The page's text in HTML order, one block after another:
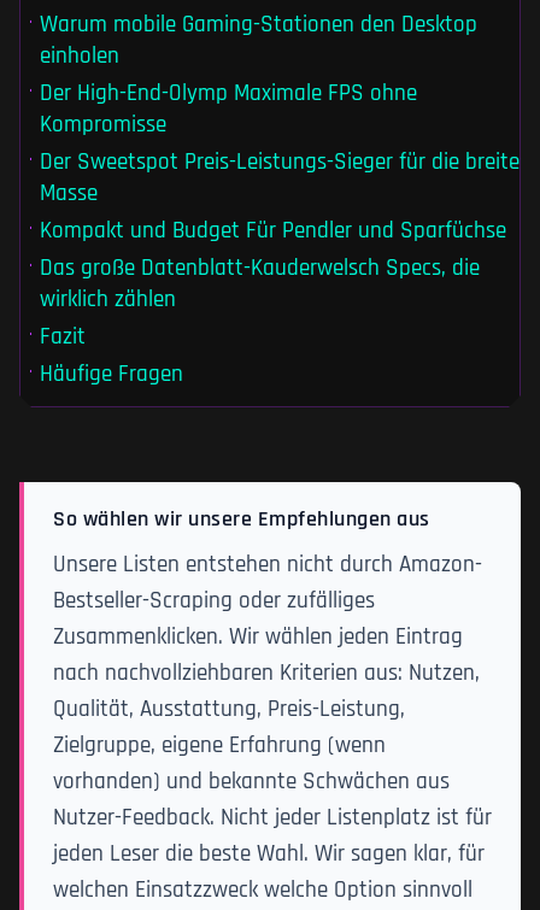
Warum mobile Gaming-Stationen den Desktop
einholen
Der High-End-Olymp Maximale FPS ohne
Kompromisse
Der Sweetspot Preis-Leistungs-Sieger für die breite
Masse
Kompakt und Budget Für Pendler und Sparfüchse
Das große Datenblatt-Kauderwelsch Specs, die
wirklich zählen
Fazit
Häufige Fragen
So wählen wir unsere Empfehlungen aus
Unsere Listen entstehen nicht durch Amazon-
Bestseller-Scraping oder zufälliges
Zusammenklicken. Wir wählen jeden Eintrag
nach nachvollziehbaren Kriterien aus: Nutzen,
Qualität, Ausstattung, Preis-Leistung,
Zielgruppe, eigene Erfahrung (wenn
vorhanden) und bekannte Schwächen aus
Nutzer-Feedback. Nicht jeder Listenplatz ist für
jeden Leser die beste Wahl. Wir sagen klar, für
welchen Einsatzzweck welche Option sinnvoll